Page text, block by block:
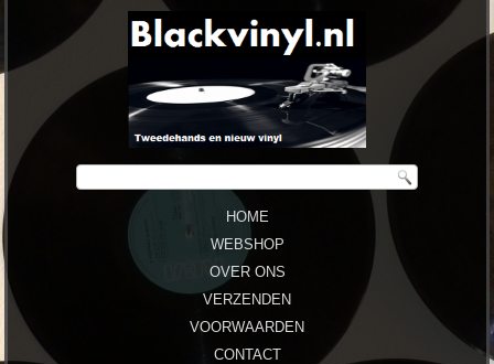
HOME
WEBSHOP
OVER ONS
VERZENDEN
VOORWAARDEN
CONTACT